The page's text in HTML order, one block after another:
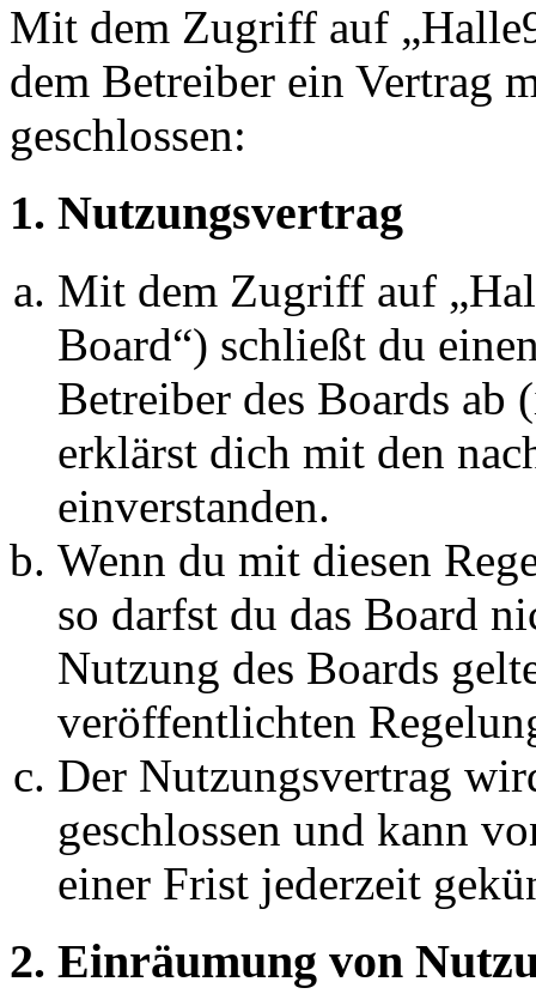
Mit dem Zugriff auf
dem Betreiber ein Vertrag
geschlossen:
1. Nutzungsvertrag
Mit dem Zugriff auf
Board“) schließt du
Betreiber des Boards ab
erklärst dich mit den
einverstanden.
Wenn du mit diesen
so darfst du das Board
Nutzung des Boards
veröffentlichten
Der Nutzungsvertrag
geschlossen und kann
einer Frist jederzeit
2. Einräumung von